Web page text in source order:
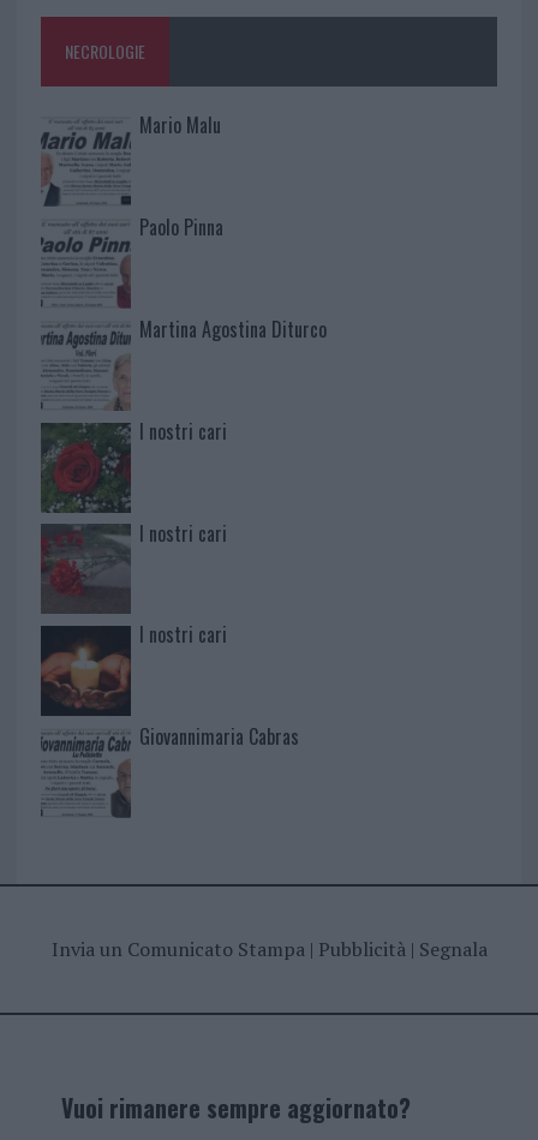
NECROLOGIE
Mario Malu
Paolo Pinna
Martina Agostina Diturco
I nostri cari
I nostri cari
I nostri cari
Giovannimaria Cabras
Invia un Comunicato Stampa| Pubblicità| Segnala
Vuoi rimanere sempre aggiornato?